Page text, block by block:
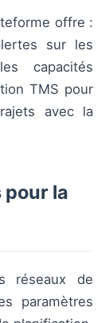
offre :
sur les
capacités
TMS pour
avec la
la
réseaux de
paramètres